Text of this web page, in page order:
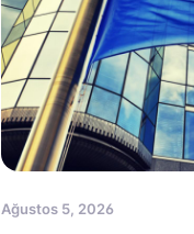
Ağustos 5, 2026